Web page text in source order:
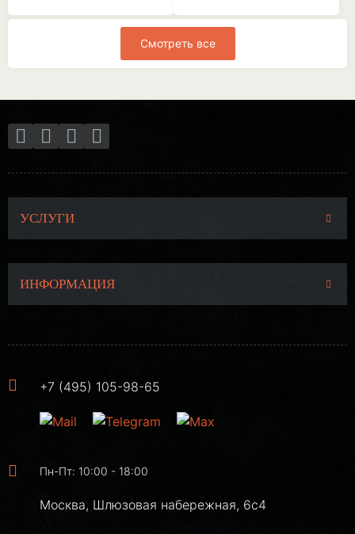
Смотреть все
УСЛУГИ
ИНФОРМАЦИЯ
+7 (495) 105-98-65
Пн-Пт: 10:00 - 18:00
Москва, Шлюзовая набережная, 6с4